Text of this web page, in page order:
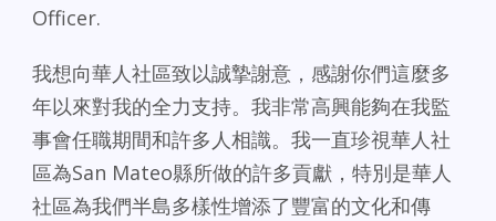
Officer.
我想向華人社區致以誠摯謝意，感謝你們這麼多
年以來對我的全力支持。我非常高興能夠在我監
事會任職期間和許多人相識。我一直珍視華人社
區為San Mateo縣所做的許多貢獻，特別是華人
社區為我們半島多樣性增添了豐富的文化和傳